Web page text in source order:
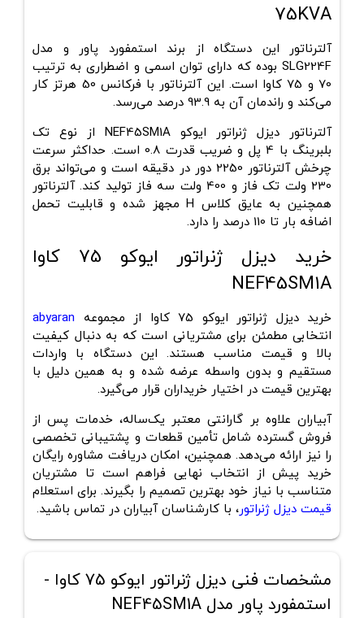
75KVA
آلترناتور این دستگاه از برند استمفورد پاور و مدل
SLG224F بوده که دارای توان اسمی و اضطراری به ترتیب
70 و 75 کاوا است. این آلترناتور با فرکانس 50 هرتز کار
می‌کند و راندمان آن به 93.9 درصد می‌رسد.
آلترناتور دیزل ژنراتور ایوکو
NEF45SM1A از نوع تک
بلبرینگ با 4 پل و ضریب قدرت 0.8 است. حداکثر سرعت
چرخش آلترناتور 2250 دور در دقیقه است و می‌تواند برق
230 ولت تک فاز و 400 ولت سه فاز تولید کند. آلترناتور
همچنین به عایق کلاس H مجهز شده و قابلیت تحمل
اضافه بار تا 110 درصد را دارد.
خرید دیزل ژنراتور ایوکو 75 کاوا
NEF45SM1A
خرید دیزل ژنراتور ایوکو 75 کاوا از مجموعه
abyaran
انتخابی مطمئن برای مشتریانی است که به دنبال کیفیت
بالا و قیمت مناسب هستند. این دستگاه با واردات
مستقیم و بدون واسطه عرضه شده و به همین دلیل با
بهترین قیمت در اختیار خریداران قرار می‌گیرد.
آبیاران علاوه بر گارانتی معتبر یک‌ساله، خدمات پس از
فروش گسترده شامل تأمین قطعات و پشتیبانی تخصصی
را نیز ارائه می‌دهد. همچنین، امکان دریافت مشاوره رایگان
خرید پیش از انتخاب نهایی فراهم است تا مشتریان
متناسب با نیاز خود بهترین تصمیم را بگیرند. برای استعلام
قیمت دیزل ژنراتور، با کارشناسان آبیاران در تماس باشید.
مشخصات فنی دیزل ژنراتور ایوکو 75 کاوا -
استمفورد پاور مدل NEF45SM1A